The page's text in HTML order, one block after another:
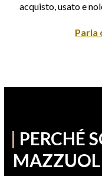
acquisto, usato e
Parla
| PERCHÉ